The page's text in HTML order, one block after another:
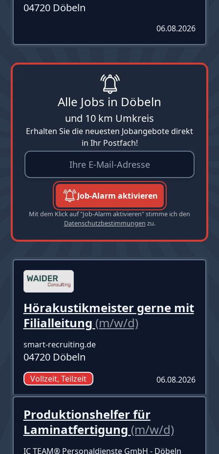
04720 Döbeln
06.08.2026
Alle Jobs in Döbeln
und 10 km Umkreis
Erhalten Sie die neuesten Jobangebote direkt
in Ihr Postfach!
Job-Alarm aktivieren
Mit dem Klick auf "Job-Alarm aktivieren" stimme ich den
Datenschutzbestimmungen zu.
Hörakustikmeister gerne mit
Filialleitung (m/w/d)
smart-recruiting.de
04720 Döbeln
Vollzeit, Teilzeit 06.08.2026
Produktionshelfer für
Laminatfertigung (m/w/d)
IC TEAM® Personaldienste GmbH - Döbeln